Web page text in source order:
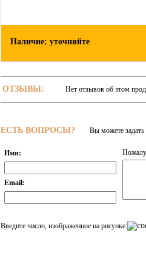
Наличие: уточняйте
ОТЗЫВЫ: Нет отзывов об этом
ЕСТЬ ВОПРОСЫ? Вы можете
Имя:
Email:
Введите число, изображенное на рисунке: